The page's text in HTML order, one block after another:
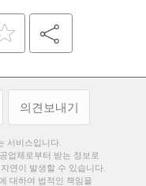
의견보내기
서비스입니다.
업체로부터 받는 정보로
연이 발생할 수 있습니다.
대하여 법적인 책임을